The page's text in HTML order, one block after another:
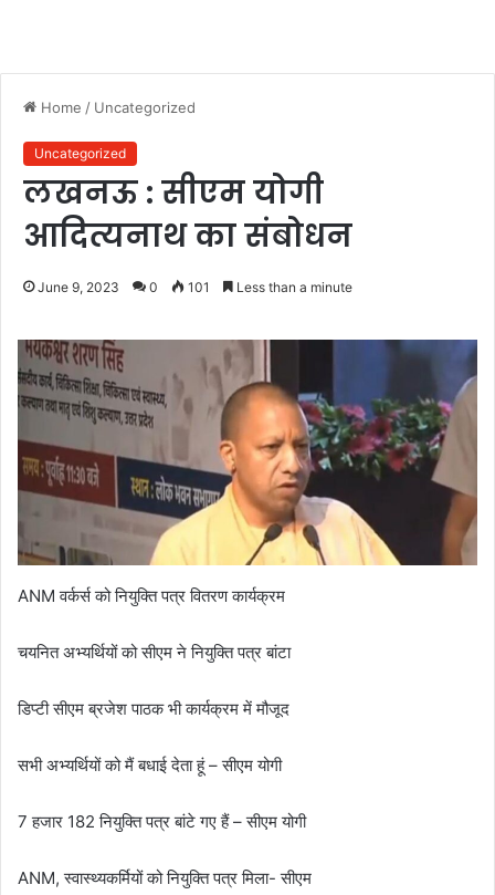
Home / Uncategorized
Uncategorized
लखनऊ : सीएम योगी
आदित्यनाथ का संबोधन
June 9, 2023 0 101 Less than a minute
ANM वर्कर्स को नियुक्ति पत्र वितरण कार्यक्रम
चयनित अभ्यर्थियों को सीएम ने नियुक्ति पत्र बांटा
डिप्टी सीएम ब्रजेश पाठक भी कार्यक्रम में मौजूद
सभी अभ्यर्थियों को मैं बधाई देता हूं – सीएम योगी
7 हजार 182 नियुक्ति पत्र बांटे गए हैं – सीएम योगी
ANM, स्वास्थ्यकर्मियों को नियुक्ति पत्र मिला- सीएम